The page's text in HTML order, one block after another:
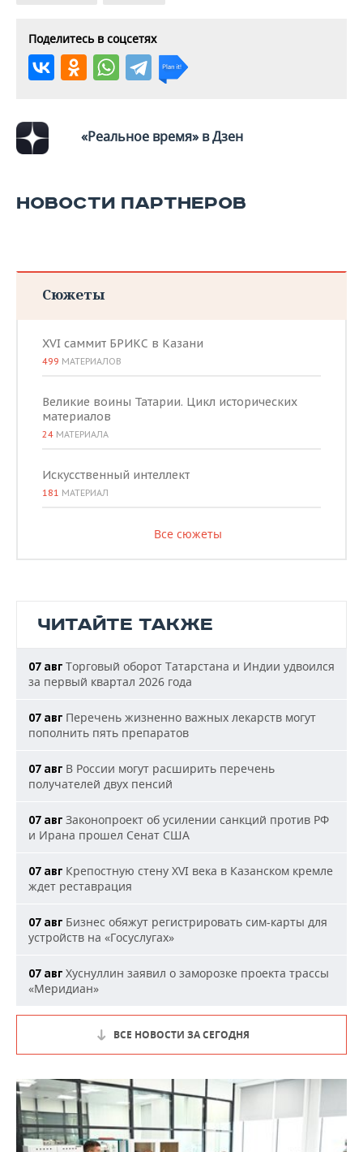
Поделитесь в соцсетях
«Реальное время» в Дзен
НОВОСТИ ПАРТНЕРОВ
Сюжеты
XVI саммит БРИКС в Казани
499 МАТЕРИАЛОВ
Великие воины Татарии. Цикл исторических
материалов
24 МАТЕРИАЛА
Искусственный интеллект
181 МАТЕРИАЛ
Все сюжеты
ЧИТАЙТЕ ТАКЖЕ
07 авг Торговый оборот Татарстана и Индии удвоился
за первый квартал 2026 года
07 авг Перечень жизненно важных лекарств могут
пополнить пять препаратов
07 авг В России могут расширить перечень
получателей двух пенсий
07 авг Законопроект об усилении санкций против РФ
и Ирана прошел Сенат США
07 авг Крепостную стену XVI века в Казанском кремле
ждет реставрация
07 авг Бизнес обяжут регистрировать сим-карты для
устройств на «Госуслугах»
07 авг Хуснуллин заявил о заморозке проекта трассы
«Меридиан»
ВСЕ НОВОСТИ ЗА СЕГОДНЯ